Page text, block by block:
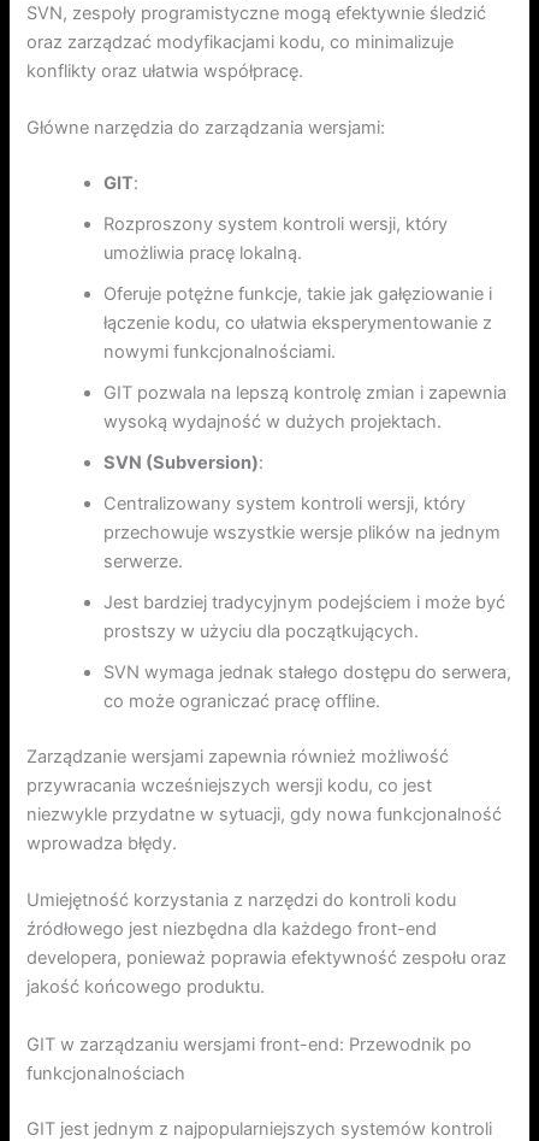
SVN, zespoły programistyczne mogą efektywnie śledzić
oraz zarządzać modyfikacjami kodu, co minimalizuje
konflikty oraz ułatwia współpracę.
Główne narzędzia do zarządzania wersjami:
GIT:
Rozproszony system kontroli wersji, który
umożliwia pracę lokalną.
Oferuje potężne funkcje, takie jak gałęziowanie i
łączenie kodu, co ułatwia eksperymentowanie z
nowymi funkcjonalnościami.
GIT pozwala na lepszą kontrolę zmian i zapewnia
wysoką wydajność w dużych projektach.
SVN (Subversion):
Centralizowany system kontroli wersji, który
przechowuje wszystkie wersje plików na jednym
serwerze.
Jest bardziej tradycyjnym podejściem i może być
prostszy w użyciu dla początkujących.
SVN wymaga jednak stałego dostępu do serwera,
co może ograniczać pracę offline.
Zarządzanie wersjami zapewnia również możliwość
przywracania wcześniejszych wersji kodu, co jest
niezwykle przydatne w sytuacji, gdy nowa funkcjonalność
wprowadza błędy.
Umiejętność korzystania z narzędzi do kontroli kodu
źródłowego jest niezbędna dla każdego front-end
developera, ponieważ poprawia efektywność zespołu oraz
jakość końcowego produktu.
GIT w zarządzaniu wersjami front-end: Przewodnik po
funkcjonalnościach
GIT jest jednym z najpopularniejszych systemów kontroli